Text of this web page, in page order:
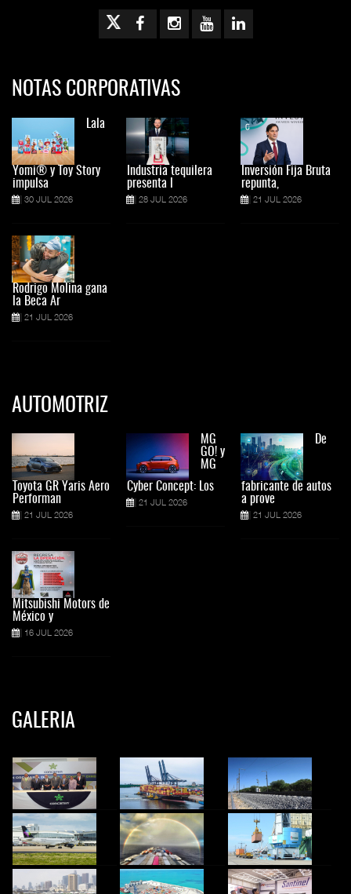
NOTAS CORPORATIVAS
Lala
Yomi® y Toy Story
impulsa
30 JUL 2026
Rodrigo Molina gana
la Beca Ar
21 JUL 2026
Industria tequilera
presenta l
28 JUL 2026
Inversión Fija Bruta
repunta,
21 JUL 2026
AUTOMOTRIZ
Toyota GR Yaris Aero
Performan
21 JUL 2026
Mitsubishi Motors de
México y
16 JUL 2026
MG
GO! y
MG
Cyber Concept: Los
21 JUL 2026
De
fabricante de autos
a prove
21 JUL 2026
GALERIA